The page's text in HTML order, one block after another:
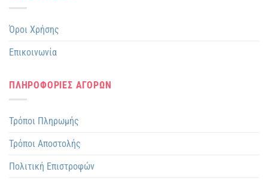
Όροι Χρήσης
Επικοινωνία
ΠΛΗΡΟΦΟΡΙΕΣ ΑΓΟΡΩΝ
Τρόποι Πληρωμής
Τρόποι Αποστολής
Πολιτική Επιστροφών